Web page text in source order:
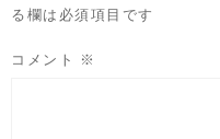
る欄は必須項目です
コメント ※